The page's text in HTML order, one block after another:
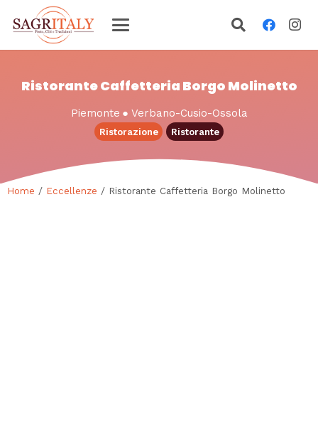
Ristorante Caffetteria Borgo Molinetto
Piemonte ● Verbano-Cusio-Ossola
Ristorazione Ristorante
Home / Eccellenze / Ristorante Caffetteria Borgo Molinetto